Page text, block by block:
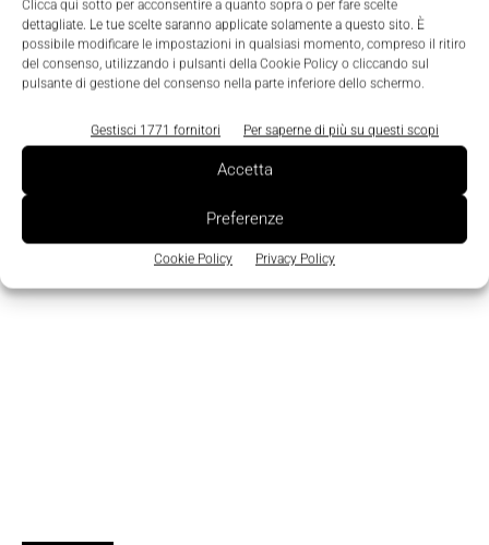
Clicca qui sotto per acconsentire a quanto sopra o per fare scelte
dettagliate. Le tue scelte saranno applicate solamente a questo sito. È
possibile modificare le impostazioni in qualsiasi momento, compreso il ritiro
del consenso, utilizzando i pulsanti della Cookie Policy o cliccando sul
pulsante di gestione del consenso nella parte inferiore dello schermo.
Gestisci 1771 fornitori Per saperne di più su questi scopi
Accetta
Preferenze
Cookie Policy Privacy Policy
Iniziative ed eventi
il 13 aprile ad Alba